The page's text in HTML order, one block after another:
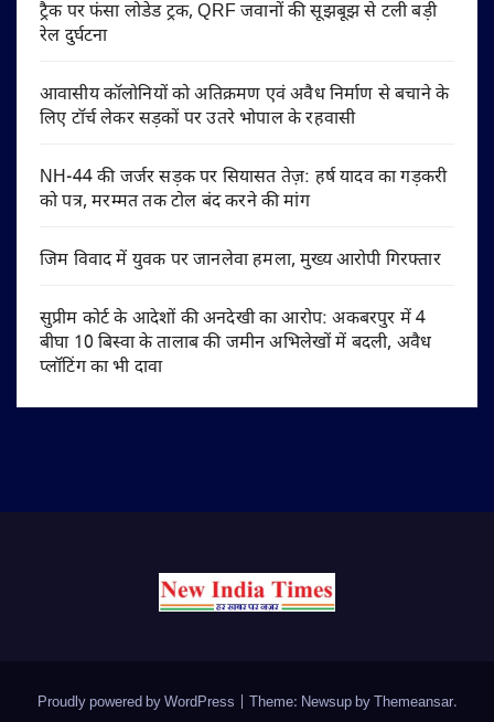
ट्रैक पर फंसा लोडेड ट्रक, QRF जवानों की सूझबूझ से टली बड़ी
रेल दुर्घटना
आवासीय कॉलोनियों को अतिक्रमण एवं अवैध निर्माण से बचाने के
लिए टॉर्च लेकर सड़कों पर उतरे भोपाल के रहवासी
NH-44 की जर्जर सड़क पर सियासत तेज़: हर्ष यादव का गड़करी
को पत्र, मरम्मत तक टोल बंद करने की मांग
जिम विवाद में युवक पर जानलेवा हमला, मुख्य आरोपी गिरफ्तार
सुप्रीम कोर्ट के आदेशों की अनदेखी का आरोप: अकबरपुर में 4
बीघा 10 बिस्वा के तालाब की जमीन अभिलेखों में बदली, अवैध
प्लॉटिंग का भी दावा
Proudly powered by WordPress Theme: Newsup byThemeansar.